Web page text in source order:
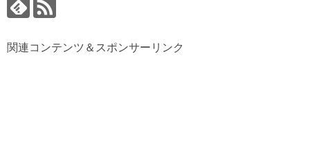
関連コンテンツ＆スポンサーリンク